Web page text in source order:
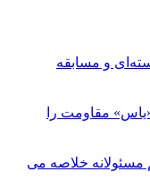
و مسابقه
مقاومت را
مسئولانه خلاصه می